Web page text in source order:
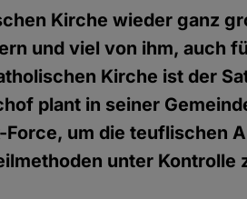
Kirche wieder ganz
und viel von ihm, auch
Kirche ist der
plant in seiner
um die teuflischen
unter Kontrolle